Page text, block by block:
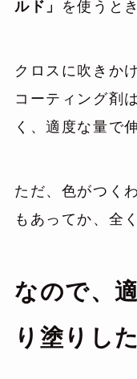
ルド」
を使うと
クロスに吹きか
コーティング剤
く、適度な量で
ただ、色がつく
もあってか、全
なので、
り塗りした